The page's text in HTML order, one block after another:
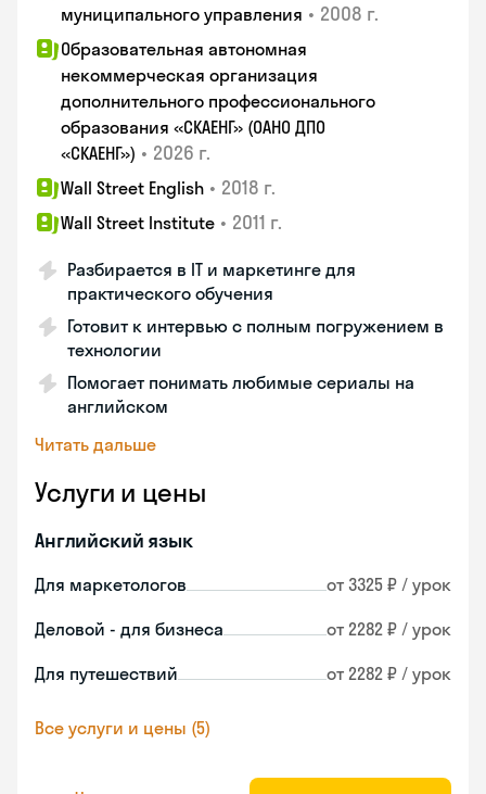
муниципального управления • 2008 г.
Образовательная автономная
некоммерческая организация
дополнительного профессионального
образования «СКАЕНГ» (ОАНО ДПО
«СКАЕНГ») • 2026 г.
Wall Street English • 2018 г.
Wall Street Institute • 2011 г.
Разбирается в IT и маркетинге для
практического обучения
Готовит к интервью с полным погружением в
технологии
Помогает понимать любимые сериалы на
английском
Читать дальше
Услуги и цены
Английский язык
Для маркетологов от 3325 ₽ / урок
Деловой - для бизнеса от 2282 ₽ / урок
Для путешествий от 2282 ₽ / урок
Все услуги и цены (5)